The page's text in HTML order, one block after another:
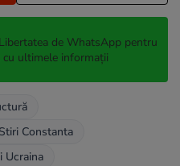
de WhatsApp pentru
cu ultimele informații
Stiri Constanta
Ucraina